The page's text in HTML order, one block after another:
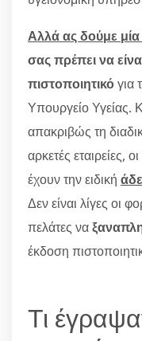
Αλλά ας δούμε
σας πρέπει να
πιστοποιητικόγια
Υπουργείο Υγείας.
απακριβώς τη
αρκετές εταιρείες,
έχουν την ειδική
Δεν είναι λίγες οι
πελάτες να
έκδοση
Τι